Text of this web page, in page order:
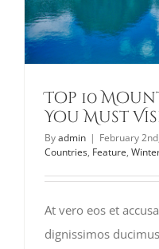
Top 10
You Must
Byadmin | February
Countries, Feature,
At vero eos et
dignissimos